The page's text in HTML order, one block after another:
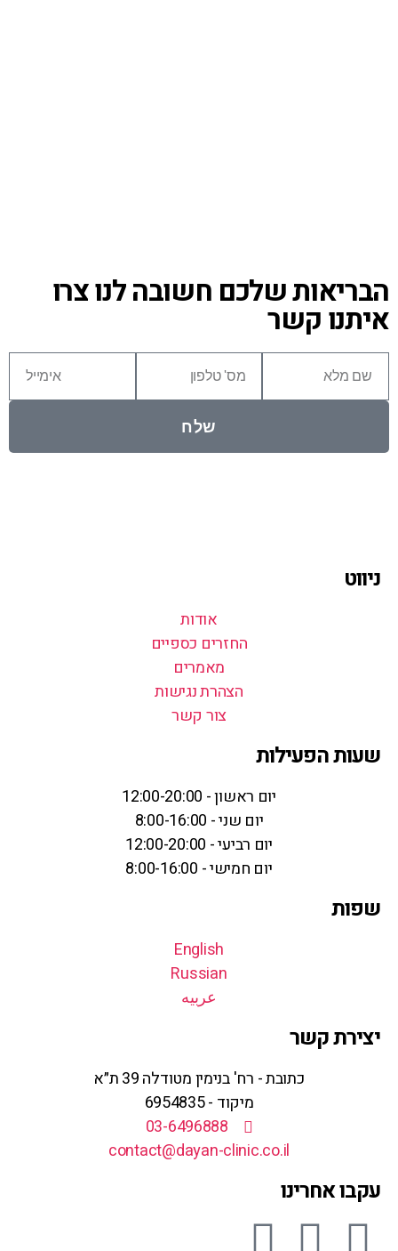
הבריאות שלכם חשובה לנו צרו
איתנו קשר
שלח
ניווט
אודות
החזרים כספיים
מאמרים
הצהרת נגישות
צור קשר
שעות הפעילות
יום ראשון - 12:00-20:00
יום שני - 8:00-16:00
יום רביעי - 12:00-20:00
יום חמישי - 8:00-16:00
שפות
English
Russian
عربيه
יצירת קשר
כתובת - רח' בנימין מטודלה 39 ת״א
מיקוד - 6954835
03-6496888
contact@dayan-clinic.co.il
עקבו אחרינו